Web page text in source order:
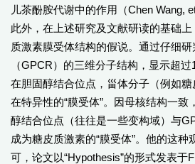
儿茶酚胺代谢中的作用（Chen Wang,
此外，在上述研究及文献研读的基础
质激素膜受体结构的假说。通过仔细
（GPCR）的三维分子结构，显示超
在胆固醇结合位点，甾体分子（例如
在特异性的“膜受体”。因母核结构一致
醇结合位点（往往是一些变构域）与
成为糖皮质激素的“膜受体”。他的这种
可，论文以“Hypothesis”的形式发表于